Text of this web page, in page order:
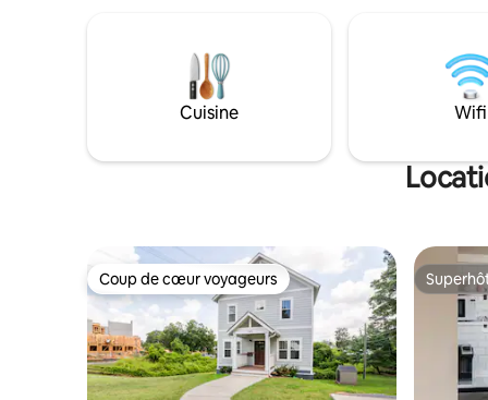
Cuisine Wifi
Coup de cœur voyageurs
Coup de cœur voyageurs